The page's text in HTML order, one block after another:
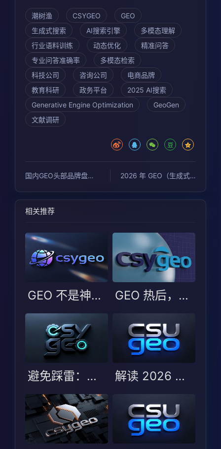
潮树渔 CSYGEO
GEO
生成式搜索
AI搜索引擎
多模态理解
行业语料训练
动态优化
精准问答
专业问答准确率
多模态检索
科技公司
咨询公司
电商品牌
教育科研
政务平台
2025 AI搜索
Generative Engine Optimization
GeoGen
文献调研
国内GEO头部品牌盘点与评估 2026 年 GEO（生成式引擎优化）机构排名
相关推荐
GEO 不是神话也非噱头：更该看选型边界 GEO 热后，企业更易踩的不是技术坑而是选型判断坑
避免踩雷：选择 GEO 服务商时的五大误区与避坑指南 解读 2026 年 GEO 优化服务商测评：哪些服务商能脱颖而出？